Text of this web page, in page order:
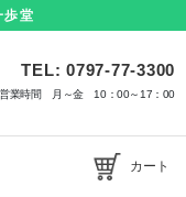
堂
TEL: 0797-77-3300
営業時間 月～金 10：00～17：00
カート